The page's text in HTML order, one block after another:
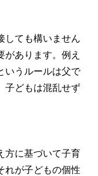
しても構いません
があります。例え
いうルールは父で
子どもは混乱せず
方に基づいて子育
れが子どもの個性